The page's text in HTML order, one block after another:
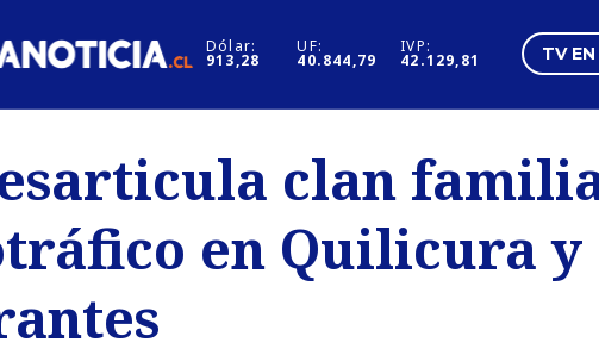
Dólar:
913,28
UF:
40.844,79
IVP:
42.129,81 TV
Internacional
Motores
Negocios
Pura Mujer
clan
en Quilicura y